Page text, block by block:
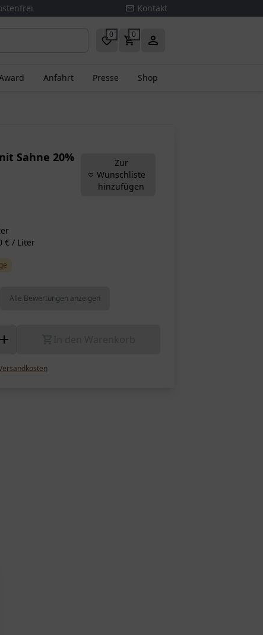
Kontakt
0 0
Anfahrt Presse Shop
Sahne 20%
Zur
Wunschliste
hinzufügen
€ / Liter
Alle Bewertungen anzeigen